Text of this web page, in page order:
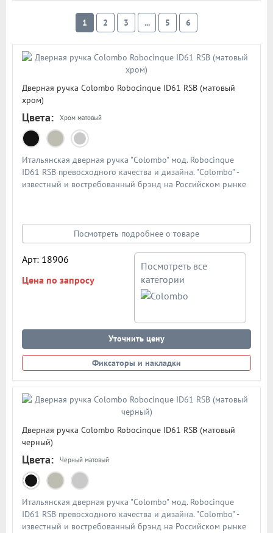
1 2 3 ... 5 6
Дверная ручка Colombo Robocinque ID61 RSB (матовый
хром)
Цвета: Хром матовый
Итальянская дверная ручка "Colombo" мод. Robocinque
ID61 RSB превосходного качества и дизайна. "Colombo" -
известный и востребованный брэнд на Российском рынке
Посмотреть подробнее о товаре
Арт: 18906
Цена по запросу
Посмотреть все
категории
Уточнить цену
Фиксаторы и накладки
Дверная ручка Colombo Robocinque ID61 RSB (матовый
черный)
Цвета: Черный матовый
Итальянская дверная ручка "Colombo" мод. Robocinque
ID61 RSB превосходного качества и дизайна. "Colombo" -
известный и востребованный брэнд на Российском рынке